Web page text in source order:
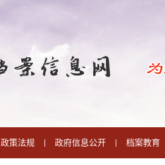
政策法规 政府信息公开 档案教育